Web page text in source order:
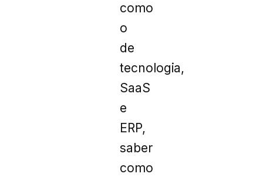
como
o
de
tecnologia,
SaaS
e
ERP,
saber
como